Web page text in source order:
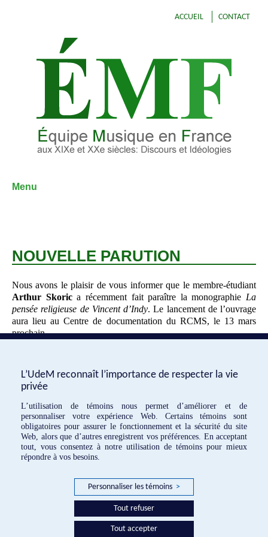
ACCUEIL CONTACT
Menu
NOUVELLE PARUTION
Nous avons le plaisir de vous informer que le membre-étudiant
Arthur Skorica récemment fait paraître la monographie La
pensée religieuse de Vincent d’Indy. Le lancement de l’ouvrage
aura lieu au Centre de documentation du RCMS, le 13 mars
prochain.
harmattan.fr/catalogue/livre/la-pensee-religieuse-de-vincent-
dindy/78194
Colloque international sur la
modalité
Célébration de parutions récentes à
l’ÉMF
L’UdeM reconnaît l’importance de respecter la vie
privée
L’utilisation de témoins nous permet d’améliorer et de
personnaliser votre expérience Web. Certains témoins sont
obligatoires pour assurer le fonctionnement et la sécurité du site
Web, alors que d’autres enregistrent vos préférences. En acceptant
tout, vous consentez à notre utilisation de témoins pour mieux
répondre à vos besoins.
Personnaliser les témoins >
Tout refuser
Tout accepter